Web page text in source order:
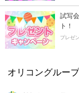
試写
ト！
プレゼ
オリコングルー